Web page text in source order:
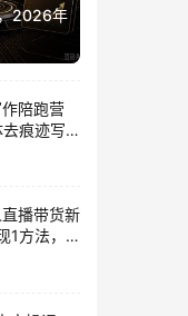
2026年
陪跑营
痕迹写
百家号变
播带货新
1方法，
期操作